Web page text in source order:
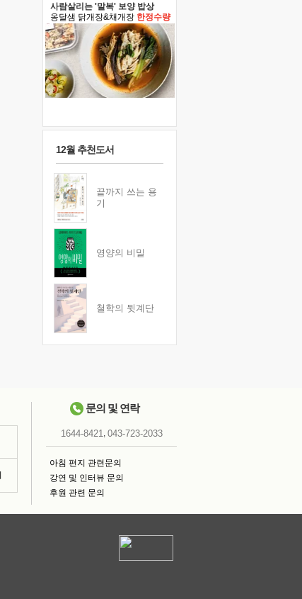
사람살리는 '말복' 보양 밥상
옹달샘 닭개장&채개장 한정수량
12월 추천도서
끝까지 쓰는 용
기
영양의 비밀
철학의 뒷계단
문의 및 연락
1644-8421, 043-723-2033
아침 편지 관련문의
강연 및 인터뷰 문의
후원 관련 문의